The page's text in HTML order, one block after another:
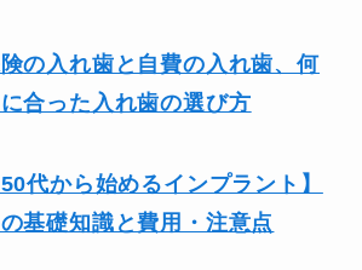
の入れ歯と自費の入れ歯、何
合った入れ歯の選び方
代から始めるインプラント】
基礎知識と費用・注意点